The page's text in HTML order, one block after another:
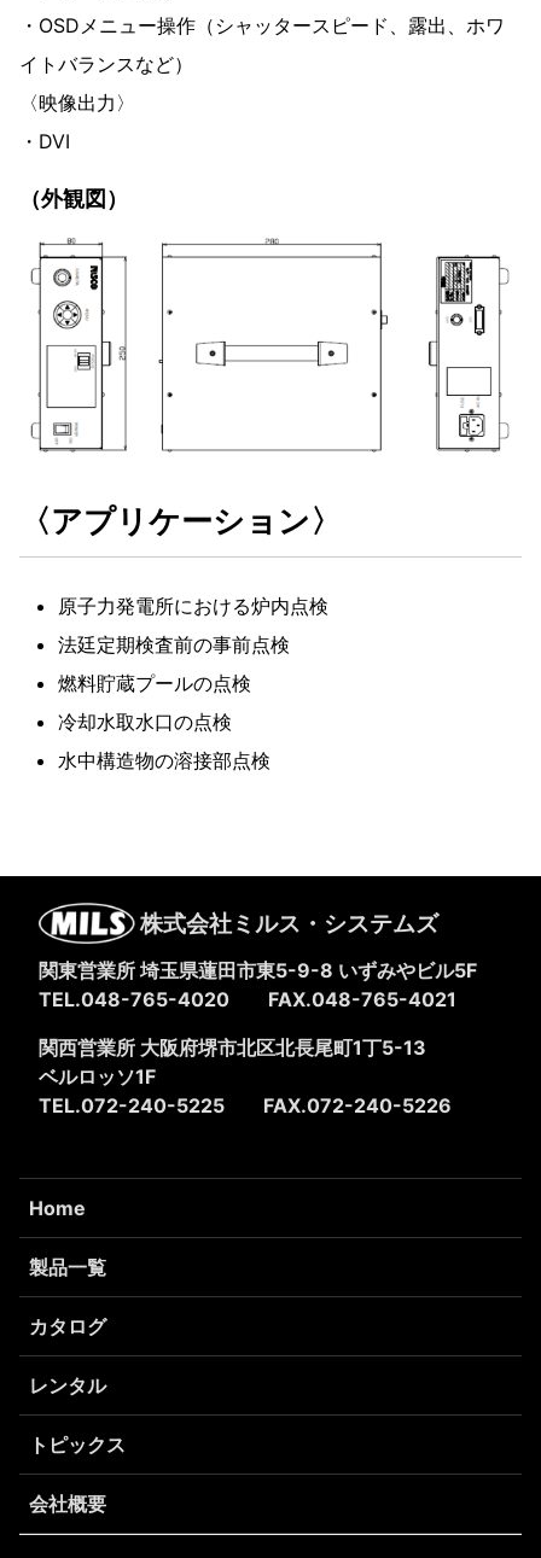
・OSDメニュー操作（シャッタースピード、露出、ホワ
イトバランスなど）
〈映像出力〉
・DVI
（外観図）
〈アプリケーション〉
原子力発電所における炉内点検
法廷定期検査前の事前点検
燃料貯蔵プールの点検
冷却水取水口の点検
水中構造物の溶接部点検
株式会社ミルス・システムズ
関東営業所 埼玉県蓮田市東5-9-8 いずみやビル5F
TEL.048-765-4020
FAX.048-765-4021
関西営業所 大阪府堺市北区北長尾町1丁5-13
ベルロッソ1F
TEL.072-240-5225
FAX.072-240-5226
Home
製品一覧
カタログ
レンタル
トピックス
会社概要